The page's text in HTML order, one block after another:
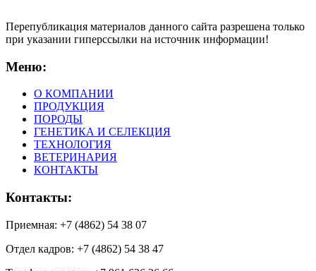
Перепубликация материалов данного сайта разрешена только
при указании гиперсcылки на источник информации!
Меню:
О КОМПАНИИ
ПРОДУКЦИЯ
ПОРОДЫ
ГЕНЕТИКА И СЕЛЕКЦИЯ
ТЕХНОЛОГИЯ
ВЕТЕРИНАРИЯ
КОНТАКТЫ
Контакты:
Приемная: +7 (4862) 54 38 07
Отдел кадров: +7 (4862) 54 38 47